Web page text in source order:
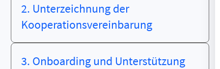
2. Unterzeichnung der
Kooperationsvereinbarung
3. Onboarding und Unterstützung